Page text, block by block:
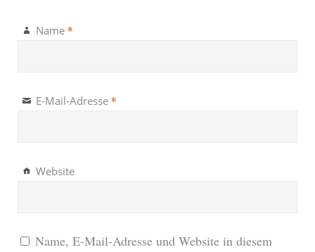
Name *
E-Mail-Adresse *
Website
Name, E-Mail-Adresse und Website in diesem